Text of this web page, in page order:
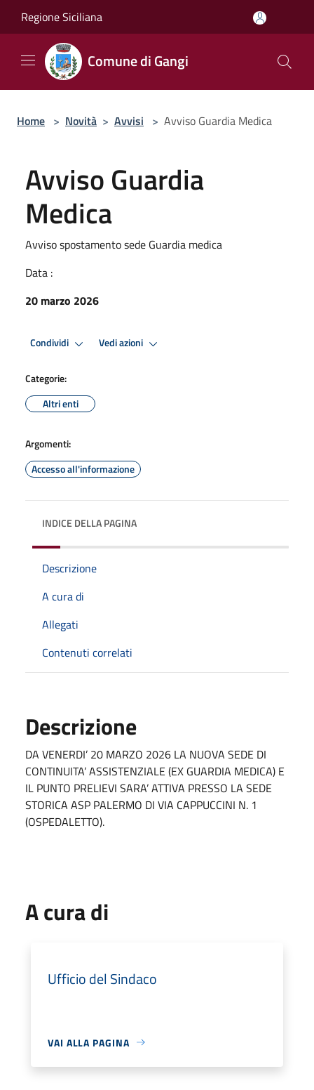
Regione Siciliana
Comune di Gangi
Home > Novità > Avvisi > Avviso Guardia Medica
Avviso Guardia
Medica
Avviso spostamento sede Guardia medica
Data :
20 marzo 2026
Condividi Vedi azioni
Categorie:
Altri enti
Argomenti:
Accesso all'informazione
INDICE DELLA PAGINA
Descrizione
A cura di
Allegati
Contenuti correlati
Descrizione
DA VENERDI’ 20 MARZO 2026 LA NUOVA SEDE DI
CONTINUITA’ ASSISTENZIALE (EX GUARDIA MEDICA) E
IL PUNTO PRELIEVI SARA’ ATTIVA PRESSO LA SEDE
STORICA ASP PALERMO DI VIA CAPPUCCINI N. 1
(OSPEDALETTO).
A cura di
Ufficio del Sindaco
VAI ALLA PAGINA